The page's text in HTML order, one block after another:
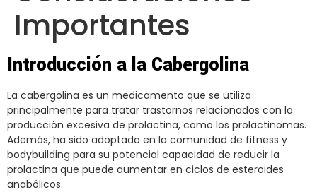
Importantes
Introducción a la Cabergolina
La cabergolina es un medicamento que se utiliza
principalmente para tratar trastornos relacionados con la
producción excesiva de prolactina, como los prolactinomas.
Además, ha sido adoptada en la comunidad de fitness y
bodybuilding para su potencial capacidad de reducir la
prolactina que puede aumentar en ciclos de esteroides
anabólicos.